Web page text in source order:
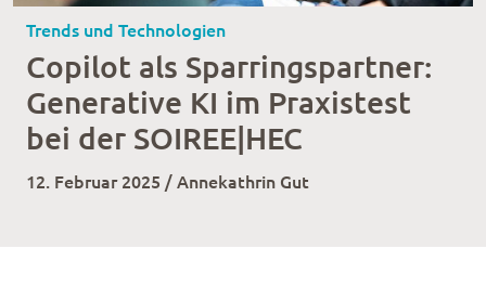
Trends und Technologien
Copilot als Sparringspartner:
Generative KI im Praxistest
bei der SOIREE|HEC
12. Februar 2025 / Annekathrin Gut